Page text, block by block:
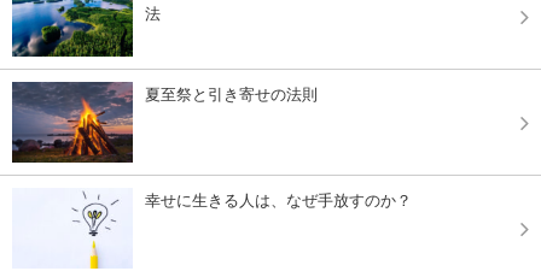
法
夏至祭と引き寄せの法則
幸せに生きる人は、なぜ手放すのか？